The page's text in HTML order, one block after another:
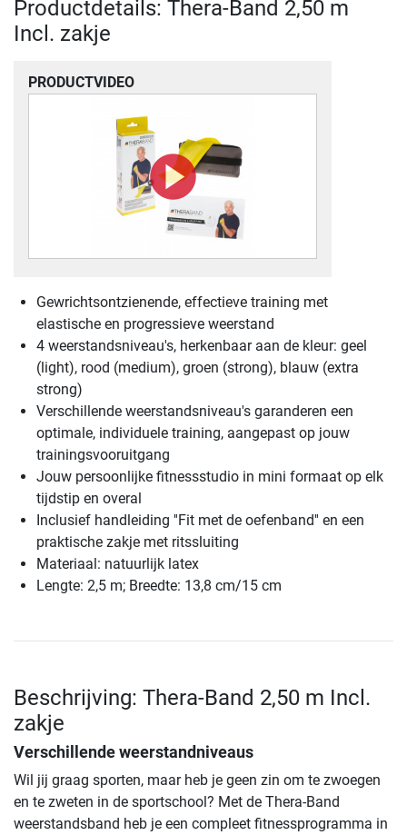
Productdetails: Thera-Band 2,50 m
Incl. zakje
PRODUCTVIDEO
Gewrichtsontzienende, effectieve training met
elastische en progressieve weerstand
4 weerstandsniveau's, herkenbaar aan de kleur: geel
(light), rood (medium), groen (strong), blauw (extra
strong)
Verschillende weerstandsniveau's garanderen een
optimale, individuele training, aangepast op jouw
trainingsvooruitgang
Jouw persoonlijke fitnessstudio in mini formaat op elk
tijdstip en overal
Inclusief handleiding ''Fit met de oefenband'' en een
praktische zakje met ritssluiting
Materiaal: natuurlijk latex
Lengte: 2,5 m; Breedte: 13,8 cm/15 cm
Beschrijving: Thera-Band 2,50 m Incl.
zakje
Verschillende weerstandniveaus
Wil jij graag sporten, maar heb je geen zin om te zwoegen
en te zweten in de sportschool? Met de Thera-Band
weerstandsband heb je een compleet fitnessprogramma in